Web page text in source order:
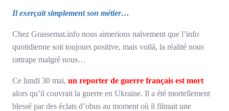
Il exerçait simplement son métier…
Chez Grassemat.info nous aimerions naïvement que l’info
quotidienne soit toujours positive, mais voilà, la réalité nous
rattrape malgré nous…
Ce lundi 30 mai, un reporter de guerre français est mort
alors qu’il couvrait la guerre en Ukraine. Il a été mortellement
blessé par des éclats d’obus au moment où il filmait une